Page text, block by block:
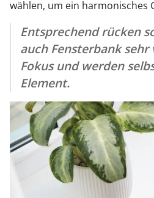
wählen, um ein harmonisches
Entsprechend rücken
auch Fensterbank
Fokus und werden
Element.